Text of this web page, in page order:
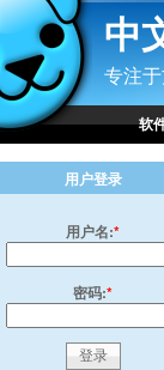
中
专注
软
用户登录
用户名:*
密码:*